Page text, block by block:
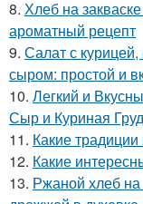
8. Хлеб на
ароматный рецепт
9. Салат с
сыром: простой и
10. Легкий и
Сыр и Куриная
11. Какие
12. Какие
13. Ржаной хлеб на